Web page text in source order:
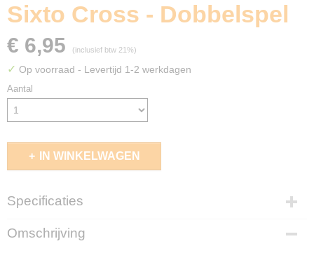
Sixto Cross - Dobbelspel
€ 6,95 (inclusief btw 21%)
✓ Op voorraad - Levertijd 1-2 werkdagen
Aantal
IN WINKELWAGEN
Specificaties
EAN code
8718026306632
Omschrijving